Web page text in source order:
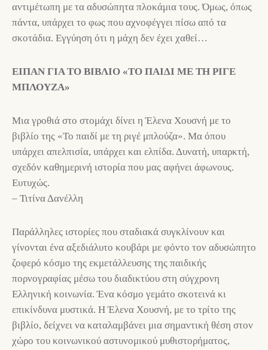
αντιμέτωπη με τα αδυσώπητα πλοκάμια τους. Όμως, όπως
πάντα, υπάρχει το φως που αχνοφέγγει πίσω από τα
σκοτάδια. Εγγύηση ότι η μάχη δεν έχει χαθεί…
ΕΙΠΑΝ ΓΙΑ ΤΟ ΒΙΒΛΙΟ «ΤΟ ΠΑΙΔΙ ΜΕ ΤΗ ΡΙΓΕ
ΜΠΛΟΥΖΑ»
Μια γροθιά στο στομάχι δίνει η Έλενα Χουσνή με το
βιβλίο της «Το παιδί με τη ριγέ μπλούζα». Μα όπου
υπάρχει απελπισία, υπάρχει και ελπίδα. Δυνατή, υπαρκτή,
σχεδόν καθημερινή ιστορία που μας αφήνει άφωνους.
Ευτυχώς.
– Τιτίνα Δανέλλη
Παράλληλες ιστορίες που σταδιακά συγκλίνουν και
γίνονται ένα αξεδιάλυτο κουβάρι με φόντο τον αδυσώπητο
ζοφερό κόσμο της εκμετάλλευσης της παιδικής
πορνογραφίας μέσω του διαδικτύου στη σύγχρονη
Ελληνική κοινωνία. Ένα κόσμο γεμάτο σκοτεινά κι
επικίνδυνα μυστικά. Η Έλενα Χουσνή, με το τρίτο της
βιβλίο, δείχνει να καταλαμβάνει μια σημαντική θέση στον
χώρο του κοινωνικού αστυνομικού μυθιστορήματος,